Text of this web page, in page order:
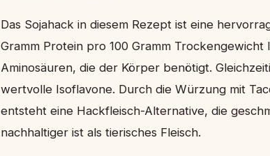
Das Sojahack in diesem Rezept ist eine
Gramm Protein pro 100 Gramm
Aminosäuren, die der Körper benötigt.
wertvolle Isoflavone. Durch die Würzung mit
entsteht eine Hackfleisch-Alternative, die
nachhaltiger ist als tierisches Fleisch.